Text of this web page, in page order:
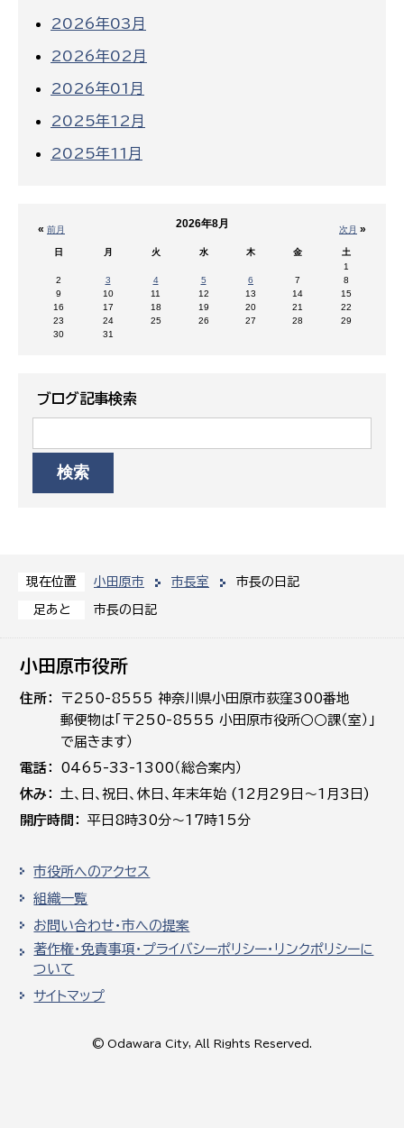
現在位置 小田原市 市長室 市長の日記
足あと 市長の日記
2026年03月
2026年02月
2026年01月
2025年12月
2025年11月
« 前月 次月 »
2026年8月
日 月 火 水 木 金
土
1
2
3 4 5 6 7
8
9
10 11 12 13 14
15
16
17 18 19 20 21
22
23
24 25 26 27 28
29
30
31
ブログ記事検索
小田原市役所
住所
〒250-8555 神奈川県小田原市荻窪300番地
郵便物は「〒250-8555 小田原市役所○○課（室）」
で届きます）
電話
0465-33-1300（総合案内）
休み
土､日､祝日、休日、年末年始 (12月29日～1月3日)
開庁時間
平日8時30分～17時15分
市役所へのアクセス
組織一覧
お問い合わせ・市への提案
著作権・免責事項・プライバシーポリシー・リンクポリシーに
ついて
サイトマップ
© Odawara City, All Rights Reserved.